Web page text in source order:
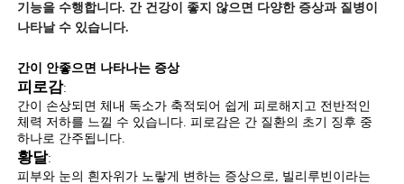
기능을 수행합니다. 간 건강이 좋지 않으면 다양한 증상과 질병이
나타날 수 있습니다.
간이 안좋으면 나타나는 증상
피로감:
간이 손상되면 체내 독소가 축적되어 쉽게 피로해지고 전반적인
체력 저하를 느낄 수 있습니다. 피로감은 간 질환의 초기 징후 중
하나로 간주됩니다.
황달:
피부와 눈의 흰자위가 노랗게 변하는 증상으로, 빌리루빈이라는